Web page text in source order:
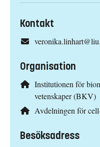
Kontakt
Organisation
Institutionen för
vetenskaper (BKV)
Avdelningen för
Besöksadress